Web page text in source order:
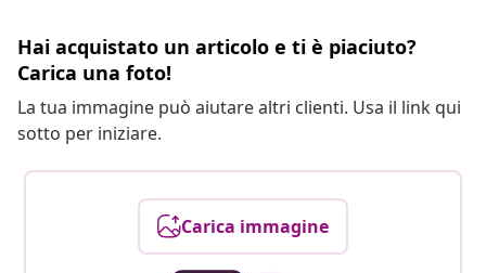
Hai acquistato un articolo e ti è piaciuto?
Carica una foto!
La tua immagine può aiutare altri clienti. Usa il link qui
sotto per iniziare.
Carica immagine